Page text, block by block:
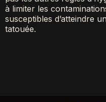
à limiter les
susceptibles d’atteindre
tatouée.